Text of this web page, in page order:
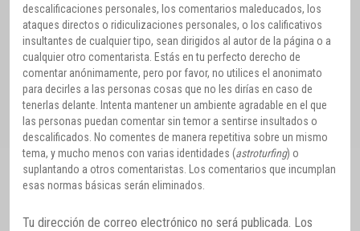
descalificaciones personales, los comentarios maleducados, los
ataques directos o ridiculizaciones personales, o los calificativos
insultantes de cualquier tipo, sean dirigidos al autor de la página o a
cualquier otro comentarista. Estás en tu perfecto derecho de
comentar anónimamente, pero por favor, no utilices el anonimato
para decirles a las personas cosas que no les dirías en caso de
tenerlas delante. Intenta mantener un ambiente agradable en el que
las personas puedan comentar sin temor a sentirse insultados o
descalificados. No comentes de manera repetitiva sobre un mismo
tema, y mucho menos con varias identidades (astroturfing) o
suplantando a otros comentaristas. Los comentarios que incumplan
esas normas básicas serán eliminados.
Tu dirección de correo electrónico no será publicada. Los